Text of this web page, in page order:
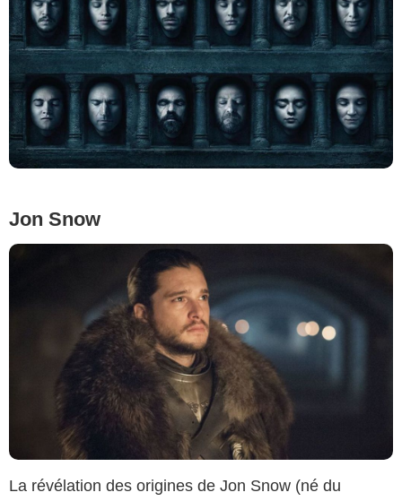
Jon Snow
La révélation des origines de Jon Snow (né du